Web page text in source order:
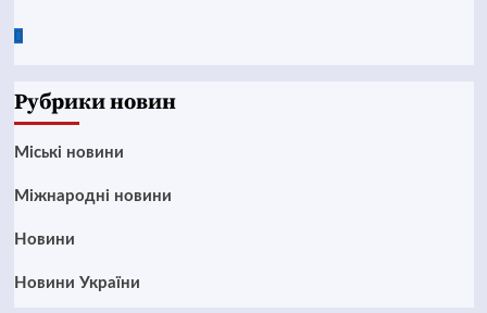
Google
Рубрики новин
Mіські новини
Міжнародні новини
Новини
Новини України